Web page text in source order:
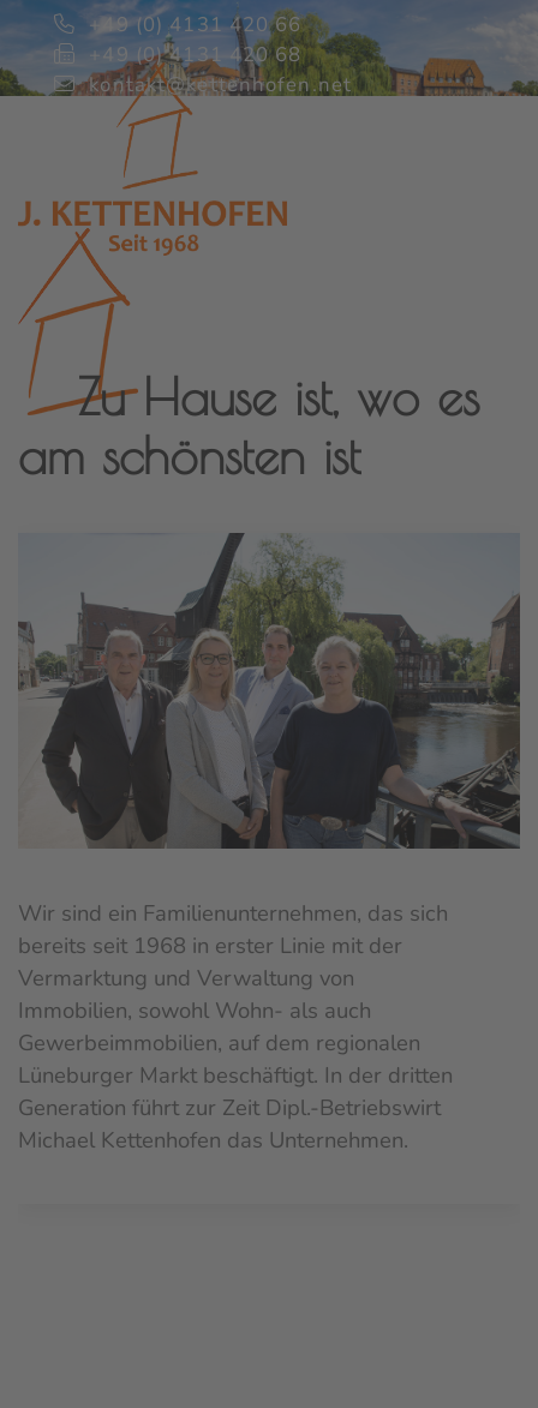
+49 (0) 4131 420 66
+49 (0) 4131 420 68
kontakt@kettenhofen.net
Zu Hause ist, wo es
am schönsten ist
Wir sind ein Familienunternehmen, das sich
bereits seit 1968 in erster Linie mit der
Vermarktung und Verwaltung von
Immobilien, sowohl Wohn- als auch
Gewerbeimmobilien, auf dem regionalen
Lüneburger Markt beschäftigt. In der dritten
Generation führt zur Zeit Dipl.-Betriebswirt
Michael Kettenhofen das Unternehmen.